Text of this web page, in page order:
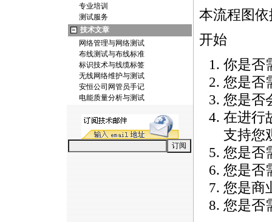
专业培训
测试服务
技术文章
网络管理与网络测试
布线测试与布线标准
标识技术与线缆标签
无线网络维护与测试
安恒公司网管员手记
电能质量分析与测试
本流程图
开始
你是否
您是否
您是否
在进行
支持您
您是否
您是否
您是商
您是否